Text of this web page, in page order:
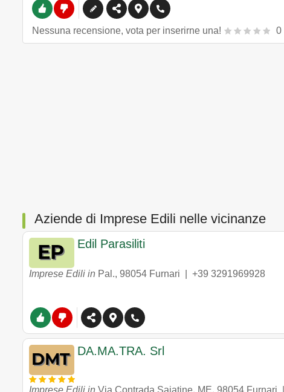
Nessuna recensione, vota per inserirne una! 0
Aziende di Imprese Edili nelle vicinanze
Edil Parasiliti
Imprese Edili in Pal., 98054 Furnari +39 3291969928
DA.MA.TRA. Srl
Imprese Edili in Via Contrada Saiatine, ME, 98054 Furnari